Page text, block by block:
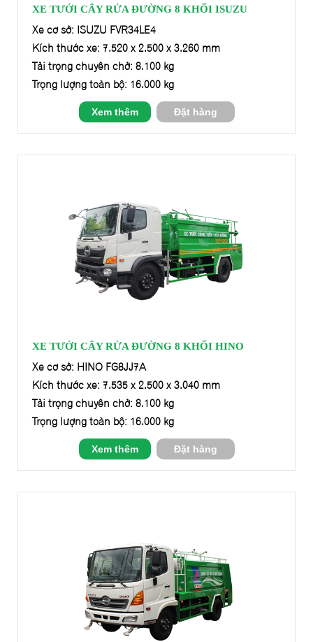
XE TƯỚI CÂY RỬA ĐƯỜNG 8 KHỐI ISUZU
Xe cơ sở: ISUZU FVR34LE4
Kích thước xe: 7.520 x 2.500 x 3.260 mm
Tải trọng chuyên chở: 8.100 kg
Trọng lượng toàn bộ: 16.000 kg
Xem thêm Đặt hàng
XE TƯỚI CÂY RỬA ĐƯỜNG 8 KHỐI HINO
Xe cơ sở: HINO FG8JJ7A
Kích thước xe: 7.535 x 2.500 x 3.040 mm
Tải trọng chuyên chở: 8.100 kg
Trọng lượng toàn bộ: 16.000 kg
Xem thêm Đặt hàng